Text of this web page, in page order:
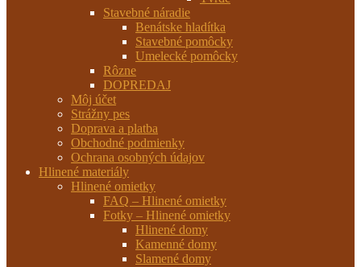
Stavebné náradie
Benátske hladítka
Stavebné pomôcky
Umelecké pomôcky
Rôzne
DOPREDAJ
Môj účet
Strážny pes
Doprava a platba
Obchodné podmienky
Ochrana osobných údajov
Hlinené materiály
Hlinené omietky
FAQ – Hlinené omietky
Fotky – Hlinené omietky
Hlinené domy
Kamenné domy
Slamené domy